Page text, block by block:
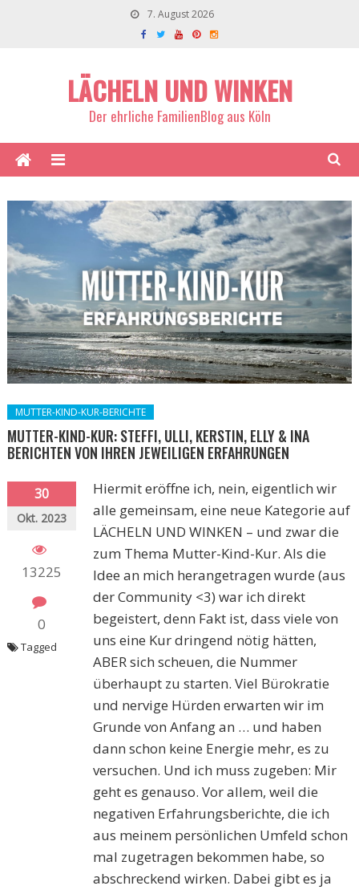
7. August 2026
LÄCHELN UND WINKEN
Der ehrliche FamilienBlog aus Köln
MUTTER-KIND-KUR-BERICHTE
MUTTER-KIND-KUR: STEFFI, ULLI, KERSTIN, ELLY & INA
BERICHTEN VON IHREN JEWEILIGEN ERFAHRUNGEN
30
Okt. 2023
13225
0
Hiermit eröffne ich, nein, eigentlich wir
alle gemeinsam, eine neue Kategorie auf
LÄCHELN UND WINKEN – und zwar die
zum Thema Mutter-Kind-Kur. Als die
Idee an mich herangetragen wurde (aus
der Community <3) war ich direkt
begeistert, denn Fakt ist, dass viele von
uns eine Kur dringend nötig hätten,
ABER sich scheuen, die Nummer
überhaupt zu starten. Viel Bürokratie
und nervige Hürden erwarten wir im
Grunde von Anfang an … und haben
dann schon keine Energie mehr, es zu
versuchen. Und ich muss zugeben: Mir
geht es genauso. Vor allem, weil die
negativen Erfahrungsberichte, die ich
aus meinem persönlichen Umfeld schon
mal zugetragen bekommen habe, so
abschreckend wirken. Dabei gibt es ja
Tagged